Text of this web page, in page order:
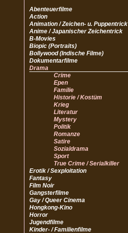
Abenteuerfilme
Action
Animation / Zeichen- u. Puppentrick
Anime / Japanischer Zeichentrick
B-Movies
Biopic (Portraits)
Bollywood (Indische Filme)
Dokumentarfilme
Drama
Crime
Epen
Familie
Historie / Kostüm
Krieg
Literatur
Mystery
Politik
Romanze
Satire
Sozialdrama
Sport
True Crime / Serialkiller
Erotik / Sexploitation
Fantasy
Film Noir
Gangsterfilme
Gay / Queer Cinema
Hongkong-Kino
Horror
Jugendfilme
Kinder- / Familienfilme